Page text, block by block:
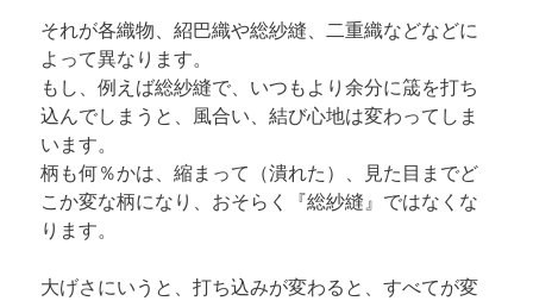
それが各織物、紹巴織や総紗縫、二重織などなどに
よって異なります。
もし、例えば総紗縫で、いつもより余分に筬を打ち
込んでしまうと、風合い、結び心地は変わってしま
います。
柄も何％かは、縮まって（潰れた）、見た目までど
こか変な柄になり、おそらく『総紗縫』ではなくな
ります。
大げさにいうと、打ち込みが変わると、すべてが変